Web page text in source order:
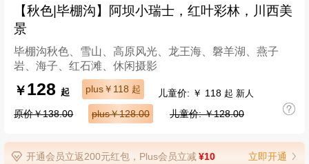
【秋色|毕棚沟】阿坝小瑞士，红叶彩林，川西美
景
毕棚沟秋色、雪山、高原风光、龙王海、磐羊湖、燕子
岩、海子、红石滩、休闲摄影
￥128起 plus￥118 起 儿童价: ￥ 118 起 新人
原价￥138.00 plus￥128.00 儿童价: ￥128.00
开通会员立返200元红包，Plus会员立减¥10 立即开通